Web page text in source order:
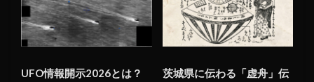
UFO情報開示2026とは？
茨城県に伝わる「虚舟」伝